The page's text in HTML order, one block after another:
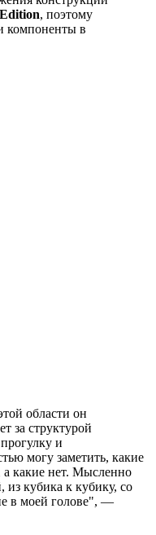
, поэтому
компоненты в
области он
за структурой
и
могу заметить, какие
а какие нет. Мысленно
из кубика к кубику, со
в моей голове", —